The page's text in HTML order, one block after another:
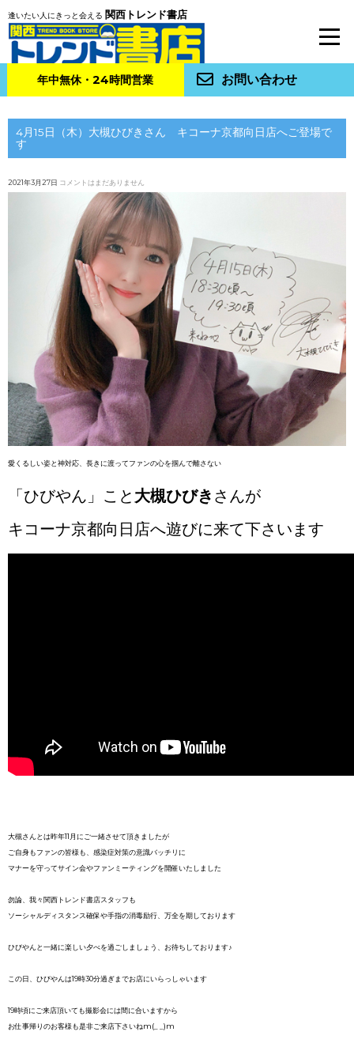
逢いたい人にきっと会える 関西トレンド書店
年中無休・24時間営業 お問い合わせ
4月15日（木）大槻ひびきさん キコーナ京都向日店へご登場で
す
2021年3月27日 コメントはまだありません
愛くるしい姿と神対応、長きに渡ってファンの心を掴んで離さない
「ひびやん」こと 大槻ひびき さんが
キコーナ京都向日店へ遊びに来て下さいます
大槻さんとは昨年11月にご一緒させて頂きましたが
ご自身もファンの皆様も、感染症対策の意識バッチリに
マナーを守ってサイン会やファンミーティングを開催いたしました
勿論、我々関西トレンド書店スタッフも
ソーシャルディスタンス確保や手指の消毒励行、万全を期しております
ひびやんと一緒に楽しい夕べを過ごしましょう、お待ちしております♪
この日、ひびやんは19時30分過ぎまでお店にいらっしゃいます
19時頃にご来店頂いても撮影会には間に合いますから
お仕事帰りのお客様も是非ご来店下さいねm(_ _)m